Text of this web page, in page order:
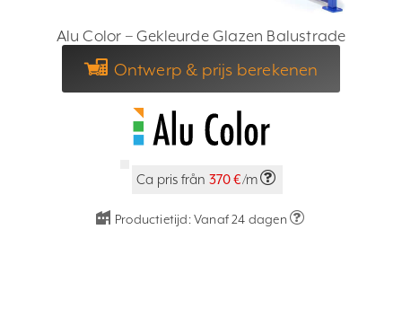
Alu Color – Gekleurde Glazen Balustrade
Ontwerp & prijs berekenen
Ca pris från 370 €/m
Productietijd:Vanaf 24 dagen